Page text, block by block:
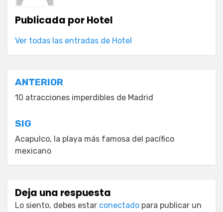
Publicada porHotel
Ver todas las entradas de Hotel
Navegación
de
entradas
ANTERIOR
10 atracciones imperdibles de Madrid
SIG
Acapulco, la playa más famosa del pacífico
mexicano
Deja una respuesta
Lo siento, debes estar conectado para publicar un